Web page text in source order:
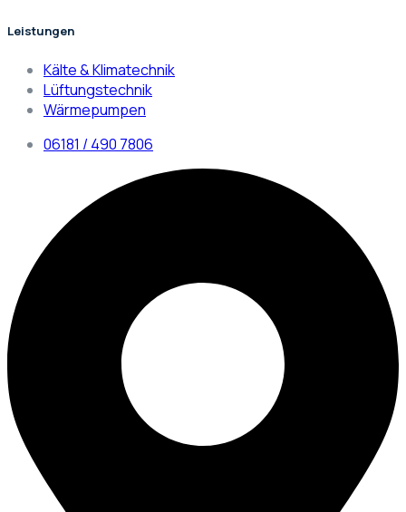
Leistungen
Kälte & Klimatechnik
Lüftungstechnik
Wärmepumpen
06181 / 490 7806